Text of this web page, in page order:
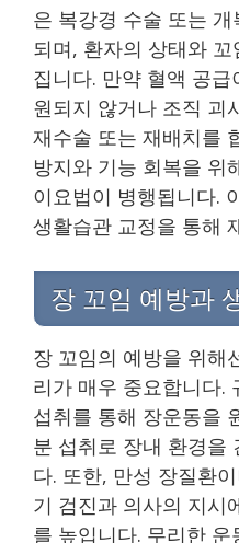
은 복강경 수술 또는
되며, 환자의 상태와
집니다. 만약 혈액 공
원되지 않거나 조직 괴
재수술 또는 재배치를
방지와 기능 회복을 위
이요법이 병행됩니다.
생활습관 교정을 통해
장 꼬임 예방과
장 꼬임의 예방을 위해
리가 매우 중요합니다.
섭취를 통해 장운동을
분 섭취로 장내 환경을
다. 또한, 만성 장질환
기 검진과 의사의 지시
를 높입니다. 무리한